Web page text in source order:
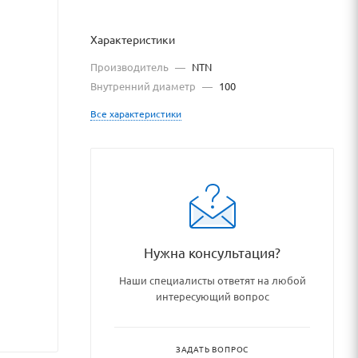
Характеристики
Производитель — NTN
Внутренний диаметр — 100
Все характеристики
Нужна консультация?
Наши специалисты ответят на любой
интересующий вопрос
ЗАДАТЬ ВОПРОС